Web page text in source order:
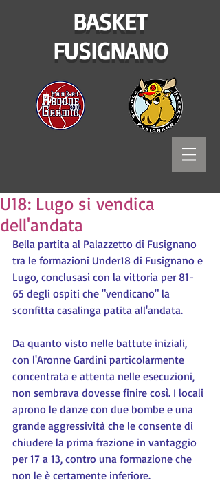
BASKET
FUSIGNANO
U18: Lugo si vendica
dell'andata
Bella partita al Palazzetto di Fusignano
tra le formazioni Under18 di Fusignano e
Lugo, conclusasi con la vittoria per 81-
65 degli ospiti che "vendicano" la
sconfitta casalinga patita all'andata.
Da quanto visto nelle battute iniziali,
con l'Aronne Gardini particolarmente
concentrata e attenta nelle esecuzioni,
non sembrava dovesse finire così. I locali
aprono le danze con due bombe e una
grande aggressività che le consente di
chiudere la prima frazione in vantaggio
per 17 a 13, contro una formazione che
non le è certamente inferiore.